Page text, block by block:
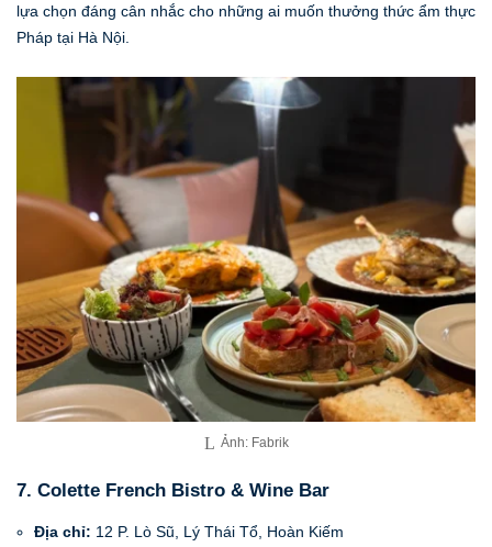
lựa chọn đáng cân nhắc cho những ai muốn thưởng thức ẩm thực
Pháp tại Hà Nội.
Ảnh: Fabrik
7. Colette French Bistro & Wine Bar
Địa chỉ: 12 P. Lò Sũ, Lý Thái Tổ, Hoàn Kiếm